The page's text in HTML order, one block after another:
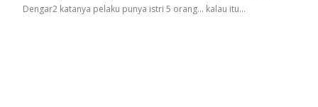
Dengar2 katanya pelaku punya istri 5 orang... kalau itu…